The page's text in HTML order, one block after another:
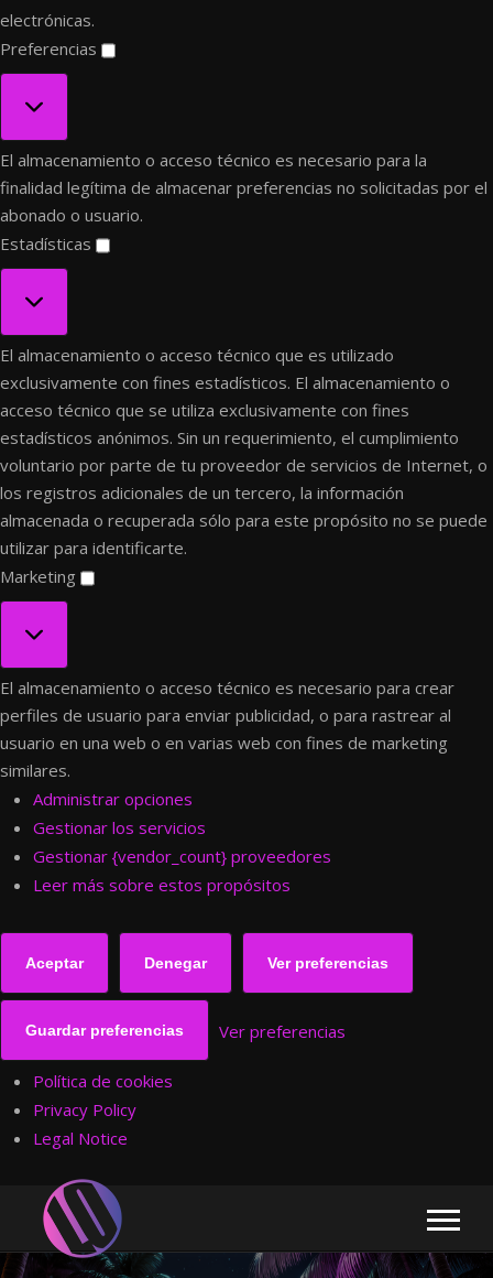
electrónicas.
Preferencias
Preferencias
El almacenamiento o acceso técnico es necesario para la
finalidad legítima de almacenar preferencias no solicitadas por el
abonado o usuario.
Estadísticas
Estadísticas
El almacenamiento o acceso técnico que es utilizado
exclusivamente con fines estadísticos. El almacenamiento o
acceso técnico que se utiliza exclusivamente con fines
estadísticos anónimos. Sin un requerimiento, el cumplimiento
voluntario por parte de tu proveedor de servicios de Internet, o
los registros adicionales de un tercero, la información
almacenada o recuperada sólo para este propósito no se puede
utilizar para identificarte.
Marketing
Marketing
El almacenamiento o acceso técnico es necesario para crear
perfiles de usuario para enviar publicidad, o para rastrear al
usuario en una web o en varias web con fines de marketing
similares.
Administrar opciones
Gestionar los servicios
Gestionar {vendor_count} proveedores
Leer más sobre estos propósitos
Aceptar Denegar Ver preferencias
Guardar preferencias Ver preferencias
Política de cookies
Privacy Policy
Legal Notice